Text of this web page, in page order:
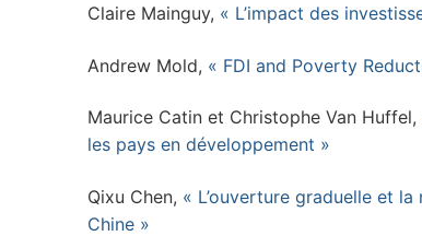
Claire Mainguy, « L’impact des
Andrew Mold, « FDI and Poverty
Maurice Catin et Christophe Van Huffel,
les pays en développement »
Qixu Chen, « L’ouverture graduelle et
Chine »